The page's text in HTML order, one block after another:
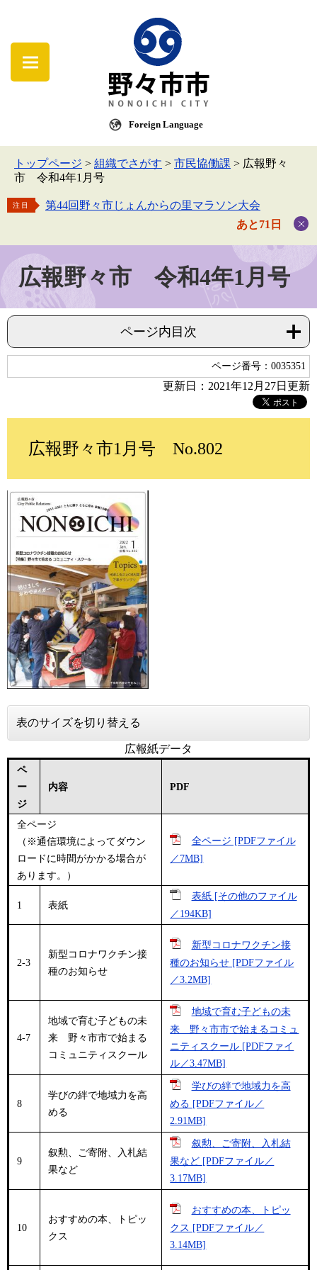
Foreign Language
トップページ > 組織でさがす > 市民協働課 > 広報野々
市 令和4年1月号
注目
第44回野々市じょんからの里マラソン大会
あと71日
広報野々市 令和4年1月号
ページ内目次
ページ番号：0035351
更新日：2021年12月27日更新
広報野々市1月号 No.802
表のサイズを切り替える
広報紙データ
ペ
ー
ジ
内容 PDF
全ページ
（※通信環境によってダウン
ロードに時間がかかる場合が
あります。）
全ページ [PDFファイル
／7MB]
1 表紙
表紙 [その他のファイル
／194KB]
2-3
新型コロナワクチン接
種のお知らせ
新型コロナワクチン接
種のお知らせ [PDFファイル
／3.2MB]
4-7
地域で育む子どもの未
来 野々市市で始まる
コミュニティスクール
地域で育む子どもの未
来 野々市市で始まるコミュ
ニティスクール [PDFファイ
ル／3.47MB]
8
学びの絆で地域力を高
める
学びの絆で地域力を高
める [PDFファイル／
2.91MB]
9
叙勲、ご寄附、入札結
果など
叙勲、ご寄附、入札結
果など [PDFファイル／
3.17MB]
10
おすすめの本、トピッ
クス
おすすめの本、トピッ
クス [PDFファイル／
3.14MB]